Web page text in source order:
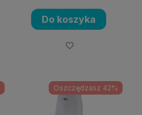
Do koszyka
Oszczędzasz 42%